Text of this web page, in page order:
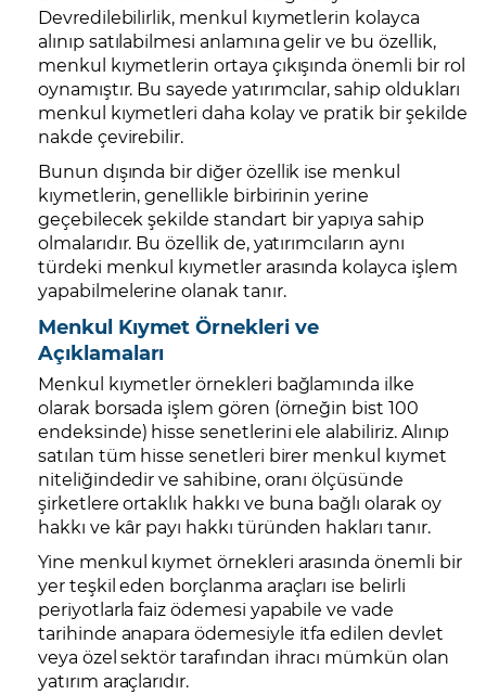
Devredilebilirlik, menkul kıymetlerin kolayca
alınıp satılabilmesi anlamına gelir ve bu özellik,
menkul kıymetlerin ortaya çıkışında önemli bir rol
oynamıştır. Bu sayede yatırımcılar, sahip oldukları
menkul kıymetleri daha kolay ve pratik bir şekilde
nakde çevirebilir.
Bunun dışında bir diğer özellik ise menkul
kıymetlerin, genellikle birbirinin yerine
geçebilecek şekilde standart bir yapıya sahip
olmalarıdır. Bu özellik de, yatırımcıların aynı
türdeki menkul kıymetler arasında kolayca işlem
yapabilmelerine olanak tanır.
Menkul Kıymet Örnekleri ve
Açıklamaları
Menkul kıymetler örnekleri bağlamında ilke
olarak borsada işlem gören (örneğin bist 100
endeksinde) hisse senetlerini ele alabiliriz. Alınıp
satılan tüm hisse senetleri birer menkul kıymet
niteliğindedir ve sahibine, oranı ölçüsünde
şirketlere ortaklık hakkı ve buna bağlı olarak oy
hakkı ve kâr payı hakkı türünden hakları tanır.
Yine menkul kıymet örnekleri arasında önemli bir
yer teşkil eden borçlanma araçları ise belirli
periyotlarla faiz ödemesi yapabile ve vade
tarihinde anapara ödemesiyle itfa edilen devlet
veya özel sektör tarafından ihracı mümkün olan
yatırım araçlarıdır.